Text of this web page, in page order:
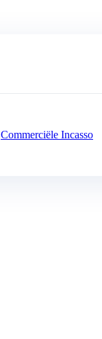
Commerciële Incasso